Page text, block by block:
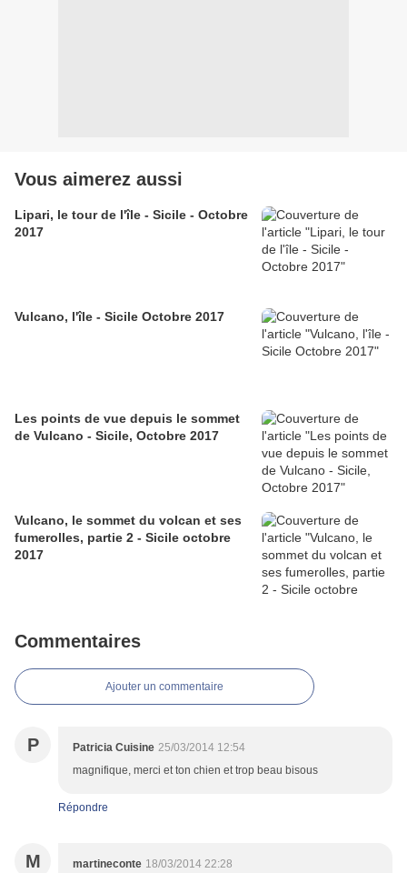
Vous aimerez aussi
Lipari, le tour de l'île - Sicile - Octobre
2017
Vulcano, l'île - Sicile Octobre 2017
Les points de vue depuis le sommet
de Vulcano - Sicile, Octobre 2017
Vulcano, le sommet du volcan et ses
fumerolles, partie 2 - Sicile octobre
2017
Commentaires
Ajouter un commentaire
P Patricia Cuisine 25/03/2014 12:54
magnifique, merci et ton chien et trop beau bisous
Répondre
M martineconte 18/03/2014 22:28